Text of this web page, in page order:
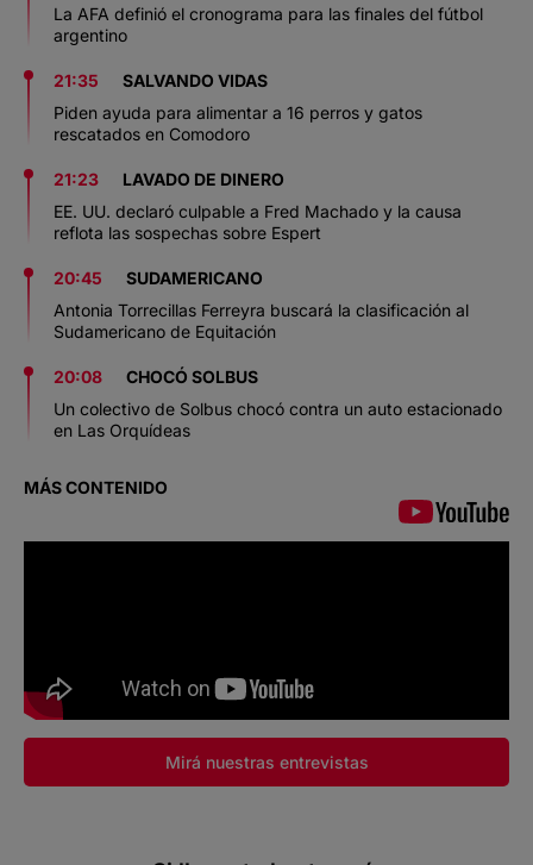
La AFA definió el cronograma para las finales del fútbol
argentino
21:35
SALVANDO VIDAS
Piden ayuda para alimentar a 16 perros y gatos
rescatados en Comodoro
21:23
LAVADO DE DINERO
EE. UU. declaró culpable a Fred Machado y la causa
reflota las sospechas sobre Espert
20:45
SUDAMERICANO
Antonia Torrecillas Ferreyra buscará la clasificación al
Sudamericano de Equitación
20:08
CHOCÓ SOLBUS
Un colectivo de Solbus chocó contra un auto estacionado
en Las Orquídeas
MÁS CONTENIDO
Mirá nuestras entrevistas